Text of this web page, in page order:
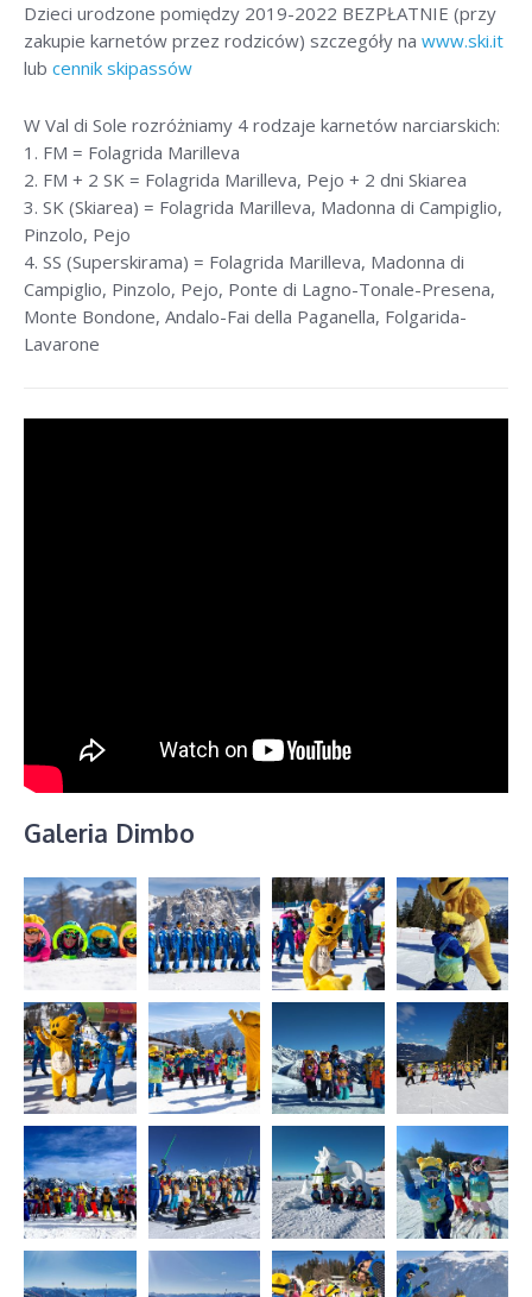
Dzieci urodzone pomiędzy 2019-2022 BEZPŁATNIE (przy
zakupie karnetów przez rodziców) szczegóły na www.ski.it
lub cennik skipassów
W Val di Sole rozróżniamy 4 rodzaje karnetów narciarskich:
1. FM = Folagrida Marilleva
2. FM + 2 SK = Folagrida Marilleva, Pejo + 2 dni Skiarea
3. SK (Skiarea) = Folagrida Marilleva, Madonna di Campiglio,
Pinzolo, Pejo
4. SS (Superskirama) = Folagrida Marilleva, Madonna di
Campiglio, Pinzolo, Pejo, Ponte di Lagno-Tonale-Presena,
Monte Bondone, Andalo-Fai della Paganella, Folgarida-
Lavarone
Galeria Dimbo